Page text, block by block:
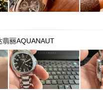
丽AQUANAUT